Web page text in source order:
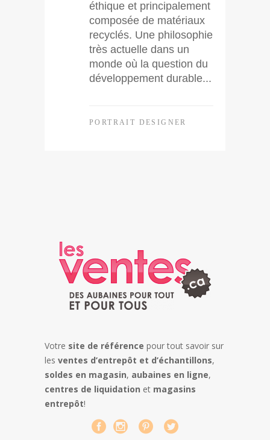
éthique et principalement
composée de matériaux
recyclés. Une philosophie
très actuelle dans un
monde où la question du
développement durable...
PORTRAIT DESIGNER
Votre site de référence pour tout savoir sur
les ventes d’entrepôt et d’échantillons,
soldes en magasin, aubaines en ligne,
centres de liquidation et magasins
entrepôt!